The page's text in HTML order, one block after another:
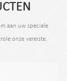
aan uw speciale
onze vereiste.